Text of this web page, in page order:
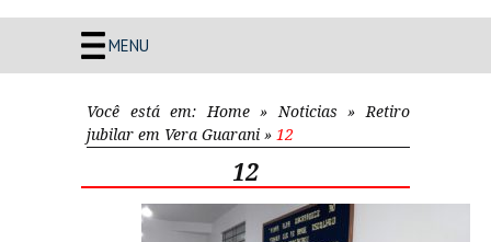
MENU
Você está em: Home» Noticias » Retiro
jubilar em Vera Guarani » 12
12